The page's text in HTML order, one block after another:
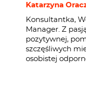
Katarzyna
Konsultantka,
Manager. Z
pozytywnej,
szczęśliwych
osobistej